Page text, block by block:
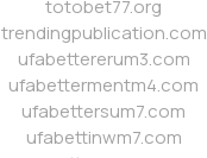
totobet77.org
trendingpublication.com
ufabettererum3.com
ufabettermentm4.com
ufabettersum7.com
ufabettinwm7.com